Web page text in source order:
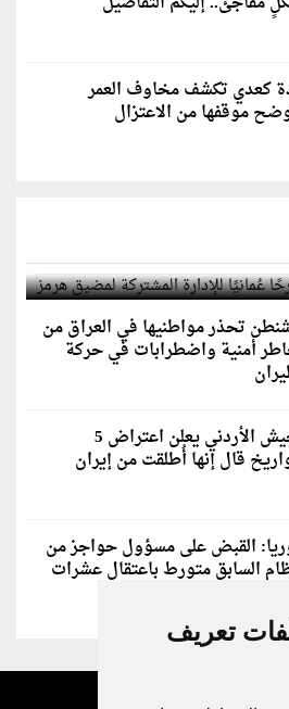
تعريف
كعدي تكشف مخاوف العمر
موقفها من الاعتزال
عُمانيًا للإدارة المشتركة
تحذر مواطنيها في العراق من
أمنية واضطرابات في حركة
الجيش الأردني يعلن اعتراض 5
قال إنها أُطلقت من إيران
القبض على مسؤول حواجز من
السابق متورط باعتقال عشرات